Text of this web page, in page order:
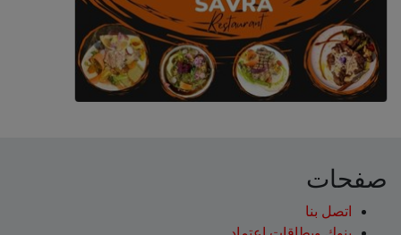
صفحات
اتصل بنا